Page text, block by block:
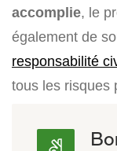
accomplie, le
également de
responsabilité
tous les risques